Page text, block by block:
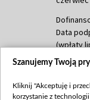
Data
(wpłaty
(wpłata
Szanujemy Twoją
Kliknij "Akceptuję i
korzystanie z